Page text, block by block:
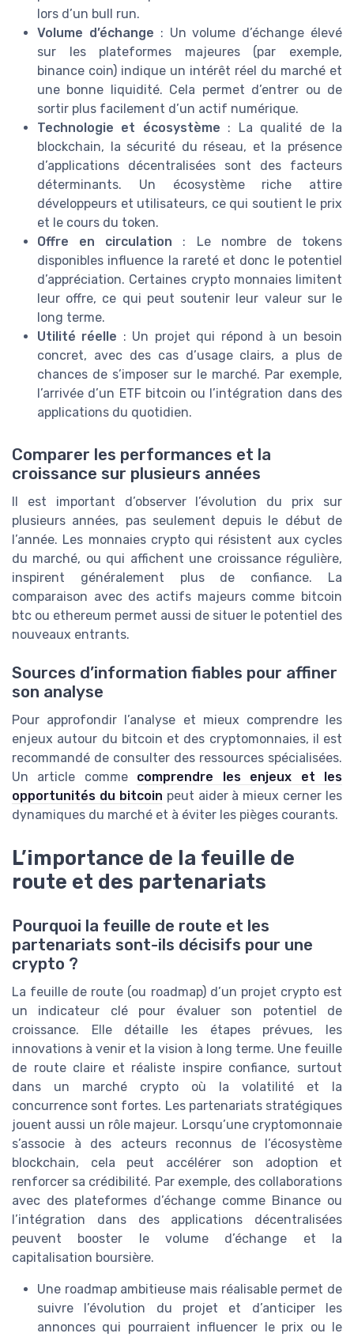
lors d’un bull run.
Volume d’échange : Un volume d’échange élevé
sur les plateformes majeures (par exemple,
binance coin) indique un intérêt réel du marché et
une bonne liquidité. Cela permet d’entrer ou de
sortir plus facilement d’un actif numérique.
Technologie et écosystème : La qualité de la
blockchain, la sécurité du réseau, et la présence
d’applications décentralisées sont des facteurs
déterminants. Un écosystème riche attire
développeurs et utilisateurs, ce qui soutient le prix
et le cours du token.
Offre en circulation : Le nombre de tokens
disponibles influence la rareté et donc le potentiel
d’appréciation. Certaines crypto monnaies limitent
leur offre, ce qui peut soutenir leur valeur sur le
long terme.
Utilité réelle : Un projet qui répond à un besoin
concret, avec des cas d’usage clairs, a plus de
chances de s’imposer sur le marché. Par exemple,
l’arrivée d’un ETF bitcoin ou l’intégration dans des
applications du quotidien.
Comparer les performances et la
croissance sur plusieurs années
Il est important d’observer l’évolution du prix sur
plusieurs années, pas seulement depuis le début de
l’année. Les monnaies crypto qui résistent aux cycles
du marché, ou qui affichent une croissance régulière,
inspirent généralement plus de confiance. La
comparaison avec des actifs majeurs comme bitcoin
btc ou ethereum permet aussi de situer le potentiel des
nouveaux entrants.
Sources d’information fiables pour affiner
son analyse
Pour approfondir l’analyse et mieux comprendre les
enjeux autour du bitcoin et des cryptomonnaies, il est
recommandé de consulter des ressources spécialisées.
Un article comme comprendre les enjeux et les
opportunités du bitcoin peut aider à mieux cerner les
dynamiques du marché et à éviter les pièges courants.
L’importance de la feuille de
route et des partenariats
Pourquoi la feuille de route et les
partenariats sont-ils décisifs pour une
crypto ?
La feuille de route (ou roadmap) d’un projet crypto est
un indicateur clé pour évaluer son potentiel de
croissance. Elle détaille les étapes prévues, les
innovations à venir et la vision à long terme. Une feuille
de route claire et réaliste inspire confiance, surtout
dans un marché crypto où la volatilité et la
concurrence sont fortes. Les partenariats stratégiques
jouent aussi un rôle majeur. Lorsqu’une cryptomonnaie
s’associe à des acteurs reconnus de l’écosystème
blockchain, cela peut accélérer son adoption et
renforcer sa crédibilité. Par exemple, des collaborations
avec des plateformes d’échange comme Binance ou
l’intégration dans des applications décentralisées
peuvent booster le volume d’échange et la
capitalisation boursière.
Une roadmap ambitieuse mais réalisable permet de
suivre l’évolution du projet et d’anticiper les
annonces qui pourraient influencer le prix ou le